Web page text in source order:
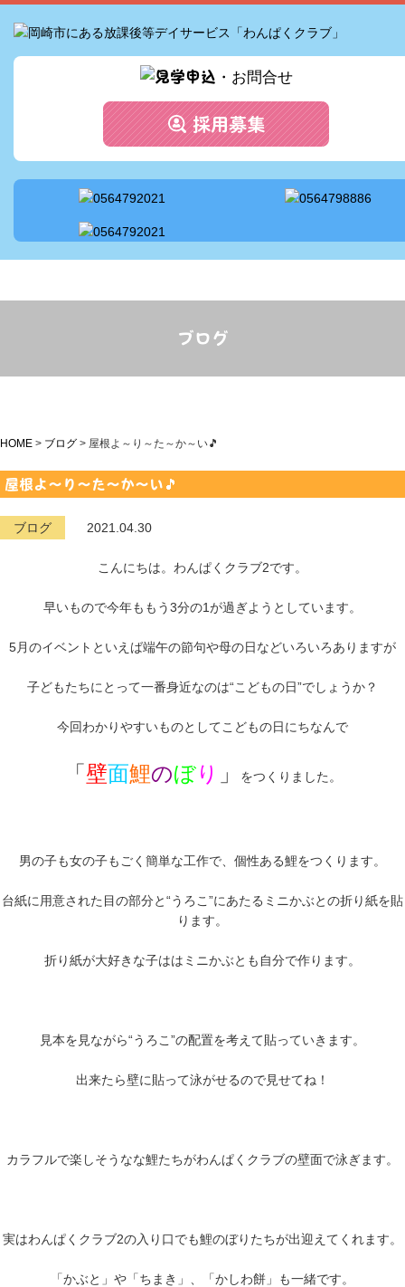
フ配置
ス
ブログ
HOME > ブログ > 屋根よ～り～た～か～い🎵
屋根よ～り～た～か～い🎵
ブログ 2021.04.30
こんにちは。わんぱくクラブ2です。
早いもので今年ももう3分の1が過ぎようとしています。
5月のイベントといえば端午の節句や母の日などいろいろありますが
子どもたちにとって一番身近なのは“こどもの日”でしょうか？
今回わかりやすいものとしてこどもの日にちなんで
「 壁面鯉のぼり 」 をつくりました。
男の子も女の子もごく簡単な工作で、個性ある鯉をつくります。
台紙に用意された目の部分と“うろこ”にあたるミニかぶとの折り紙を貼
ります。
折り紙が大好きな子ははミニかぶとも自分で作ります。
見本を見ながら“うろこ”の配置を考えて貼っていきます。
出来たら壁に貼って泳がせるので見せてね！
カラフルで楽しそうなな鯉たちがわんぱくクラブの壁面で泳ぎます。
実はわんぱくクラブ2の入り口でも鯉のぼりたちが出迎えてくれます。
「かぶと」や「ちまき」、「かしわ餅」も一緒です。